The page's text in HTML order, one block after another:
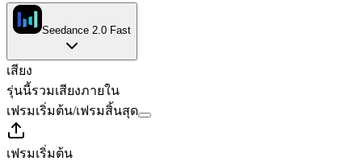
Seedance 2.0 Fast
เสียง
รุ่นนี้รวมเสียงภายใน
เฟรมเริ่มต้น/เฟรมสิ้นสุด
เฟรมเริ่มต้น